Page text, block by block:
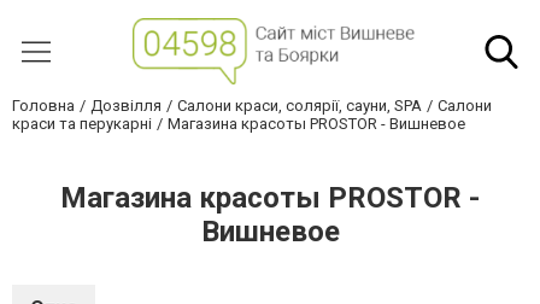
Головна Дозвілля Салони краси, солярії, сауни, SPA
Салони
краси та перукарні
Магазина красоты PROSTOR - Вишневое
Магазина красоты PROSTOR -
Вишневое